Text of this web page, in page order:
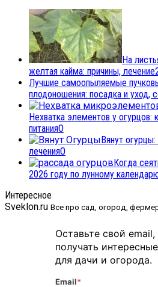
На
желтая кайма: причины, лечение
Лучшие самоопыляемые
плодоношения: посадка и уход,
Нехватка элементов у огурцов:
питания0
Вянут
лечения0
Когда
2026 году по лунному
Интересное
Sveklon.ru Все про сад, огород,
Оставьте свой
получать
для дачи и огорода.
Email*